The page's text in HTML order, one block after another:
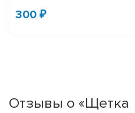
300 ₽
Отзывы о «Щетка